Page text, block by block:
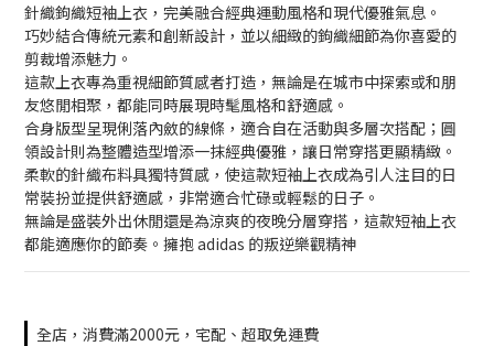
針織鉤織短袖上衣，完美融合經典運動風格和現代優雅氣息。
巧妙結合傳統元素和創新設計，並以細緻的鉤織細節為你喜愛的
剪裁增添魅力。
這款上衣專為重視細節質感者打造，無論是在城市中探索或和朋
友悠閒相聚，都能同時展現時髦風格和舒適感。
合身版型呈現俐落內斂的線條，適合自在活動與多層次搭配；圓
領設計則為整體造型增添一抹經典優雅，讓日常穿搭更顯精緻。
柔軟的針織布料具獨特質感，使這款短袖上衣成為引人注目的日
常裝扮並提供舒適感，非常適合忙碌或輕鬆的日子。
無論是盛裝外出休閒還是為涼爽的夜晚分層穿搭，這款短袖上衣
都能適應你的節奏。擁抱 adidas 的叛逆樂觀精神
全店，消費滿2000元，宅配、超取免運費